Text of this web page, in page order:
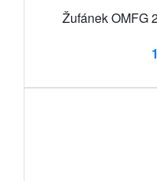
Žufánek OMFG